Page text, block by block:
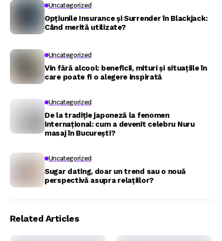
Uncategorized
Opțiunile Insurance și Surrender în Blackjack:
Când merită utilizate?
Uncategorized
Vin fără alcool: beneficii, mituri și situațiile în
care poate fi o alegere inspirată
Uncategorized
De la tradiție japoneză la fenomen
internațional: cum a devenit celebru Nuru
masaj în București?
Uncategorized
Sugar dating, doar un trend sau o nouă
perspectivă asupra relațiilor?
Related Articles